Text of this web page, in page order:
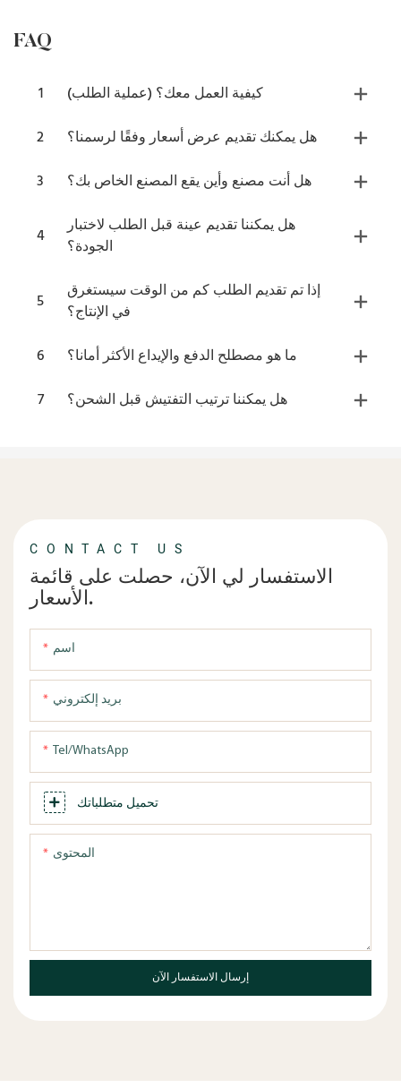
FAQ
1
كيفية العمل معك؟ (عملية الطلب)
2
هل يمكنك تقديم عرض أسعار وفقًا لرسمنا؟
3
هل أنت مصنع وأين يقع المصنع الخاص بك؟
4
هل يمكننا تقديم عينة قبل الطلب لاختبار
الجودة؟
5
إذا تم تقديم الطلب كم من الوقت سيستغرق
في الإنتاج؟
6
ما هو مصطلح الدفع والإيداع الأكثر أمانا؟
7
هل يمكننا ترتيب التفتيش قبل الشحن؟
CONTACT US
الاستفسار لي الآن، حصلت على قائمة
الأسعار.
اسم
بريد إلكتروني
Tel/WhatsApp
تحميل متطلباتك
المحتوى
إرسال الاستفسار الآن